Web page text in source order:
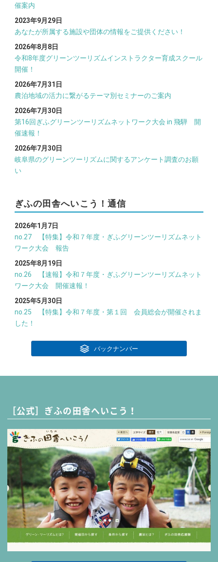
催案内
2023年9月29日
あなたが所属する施設や団体の情報をご提供ください！
2026年8月8日
令和8年度グリーンツーリズムインストラクター育成スクール
開催！
2026年7月31日
農泊地域の活力に繋がるテーマ別セミナーのご案内
2026年7月30日
第16回ぎふグリーンツーリズムネットワーク大会 in 飛騨 開
催速報！
2026年7月30日
岐阜県のグリーンツーリズムに関するアンケート調査のお願
い
ぎふの田舎へいこう！通信
2026年1月7日
no.27 【特集】令和７年度・ぎふグリーンツーリズムネット
ワーク大会 報告
2025年8月19日
no.26 【速報】令和７年度・ぎふグリーンツーリズムネット
ワーク大会 開催速報！
2025年5月30日
no.25 【特集】令和７年度・第１回 会員総会が開催されま
した！
バックナンバー
［公式］ぎふの田舎へいこう！